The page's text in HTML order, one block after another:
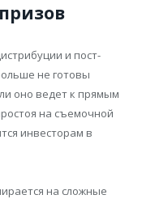
и пост-
не готовы
оно ведет к прямым
на съемочной
инвесторам в
на сложные